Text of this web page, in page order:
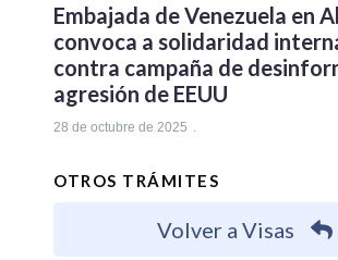
Embajada de Venezuela en
convoca a solidaridad
contra campaña de
agresión de EEUU
28 de octubre de 2025
OTROS TRÁMITES
Volver a Visas